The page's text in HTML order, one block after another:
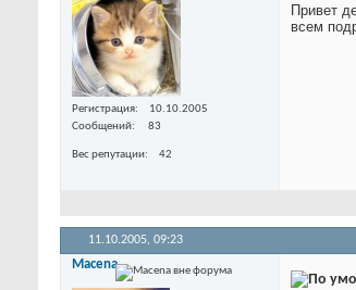
Регистрация
10.10.2005
Сообщений
83
Вес репутации 42
Привет
всем
11.10.2005, 09:23
Macena